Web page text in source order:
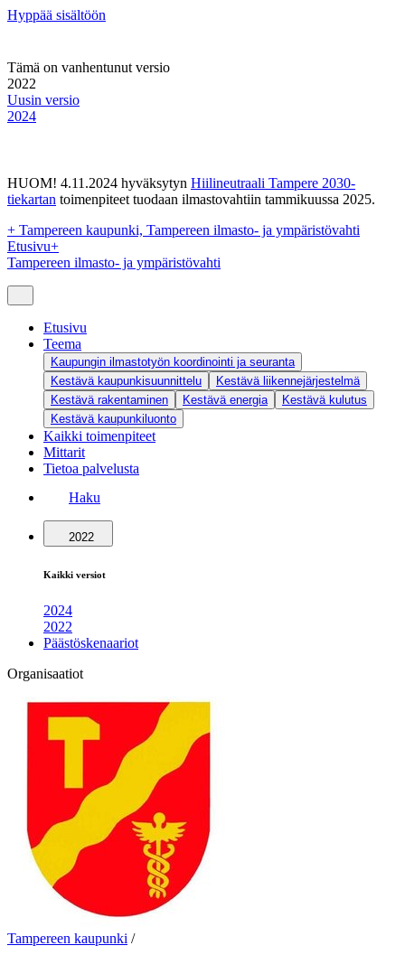
Hyppää sisältöön
Tämä on vanhentunut versio
2022
Uusin versio
2024
HUOM! 4.11.2024 hyväksytyn Hiilineutraali Tampere 2030-
tiekartan toimenpiteet tuodaan ilmastovahtiin tammikuussa 2025.
+ Tampereen kaupunki, Tampereen ilmasto- ja ympäristövahti
Etusivu+
Tampereen ilmasto- ja ympäristövahti
Etusivu
Teema
Kaupungin ilmastotyön koordinointi ja seuranta
Kestävä kaupunkisuunnittelu
Kestävä liikennejärjestelmä
Kestävä rakentaminen
Kestävä energia
Kestävä kulutus
Kestävä kaupunkiluonto
Kaikki toimenpiteet
Mittarit
Tietoa palvelusta
Haku
2022
Kaikki versiot
2024
2022
Päästöskenaariot
Organisaatiot
Tampereen kaupunki /